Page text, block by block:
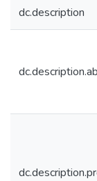
dc.description